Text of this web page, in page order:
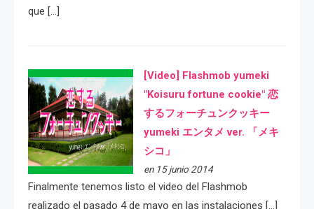
que […]
[Video] Flashmob yumeki
"Koisuru fortune cookie" 恋
するフォーチュンクッキー
yumeki エンタメ ver. 「メキ
シコ」
en 15 junio 2014
Finalmente tenemos listo el video del Flashmob
realizado el pasado 4 de mayo en las instalaciones […]